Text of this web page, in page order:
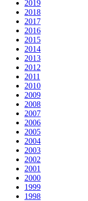
2019
2018
2017
2016
2015
2014
2013
2012
2011
2010
2009
2008
2007
2006
2005
2004
2003
2002
2001
2000
1999
1998